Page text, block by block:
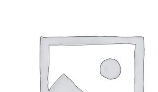
Arbres fruitiers
Plantes méditerranéennes et exotiques
Plantes
Plantes
Plantes